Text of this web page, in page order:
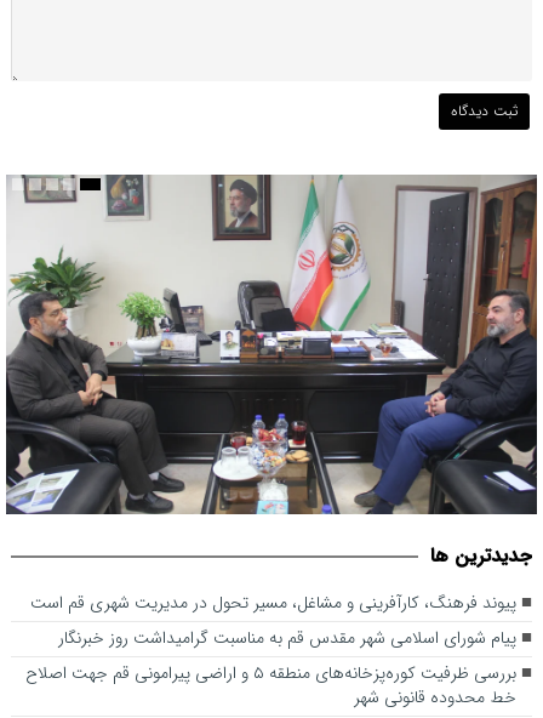
است
جديدترين ها
پیوند فرهنگ، کارآفرینی و مشاغل، مسیر تحول در مدیریت شهری قم است
پیام شورای اسلامی شهر مقدس قم به مناسبت گرامیداشت روز خبرنگار
بررسی ظرفیت کوره‌پزخانه‌های منطقه ۵ و اراضی پیرامونی قم جهت اصلاح
خط محدوده قانونی شهر